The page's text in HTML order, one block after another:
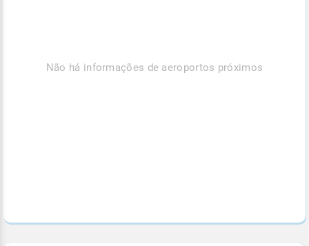
Não há informações de aeroportos próximos